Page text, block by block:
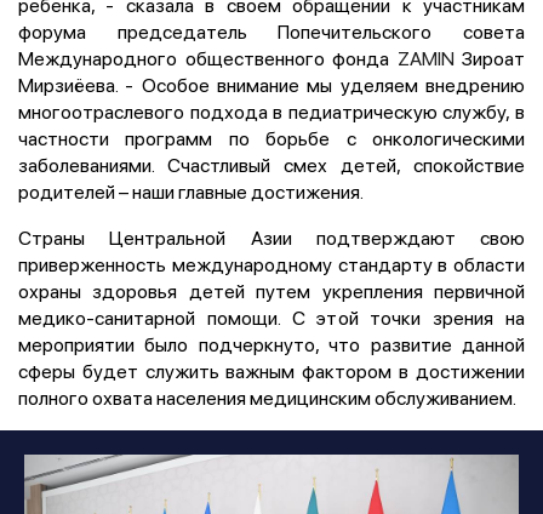
форума председатель Попечительского совета
Международного общественного фонда ZAMIN Зироат
Мирзиёева. - Особое внимание мы уделяем внедрению
многоотраслевого подхода в педиатрическую службу, в
частности программ по борьбе с онкологическими
заболеваниями. Счастливый смех детей, спокойствие
родителей – наши главные достижения.
Страны Центральной Азии подтверждают свою
приверженность международному стандарту в области
охраны здоровья детей путем укрепления первичной
медико-санитарной помощи. С этой точки зрения на
мероприятии было подчеркнуто, что развитие данной
сферы будет служить важным фактором в достижении
полного охвата населения медицинским обслуживанием.